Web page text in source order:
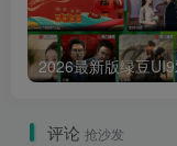
评论 抢沙发